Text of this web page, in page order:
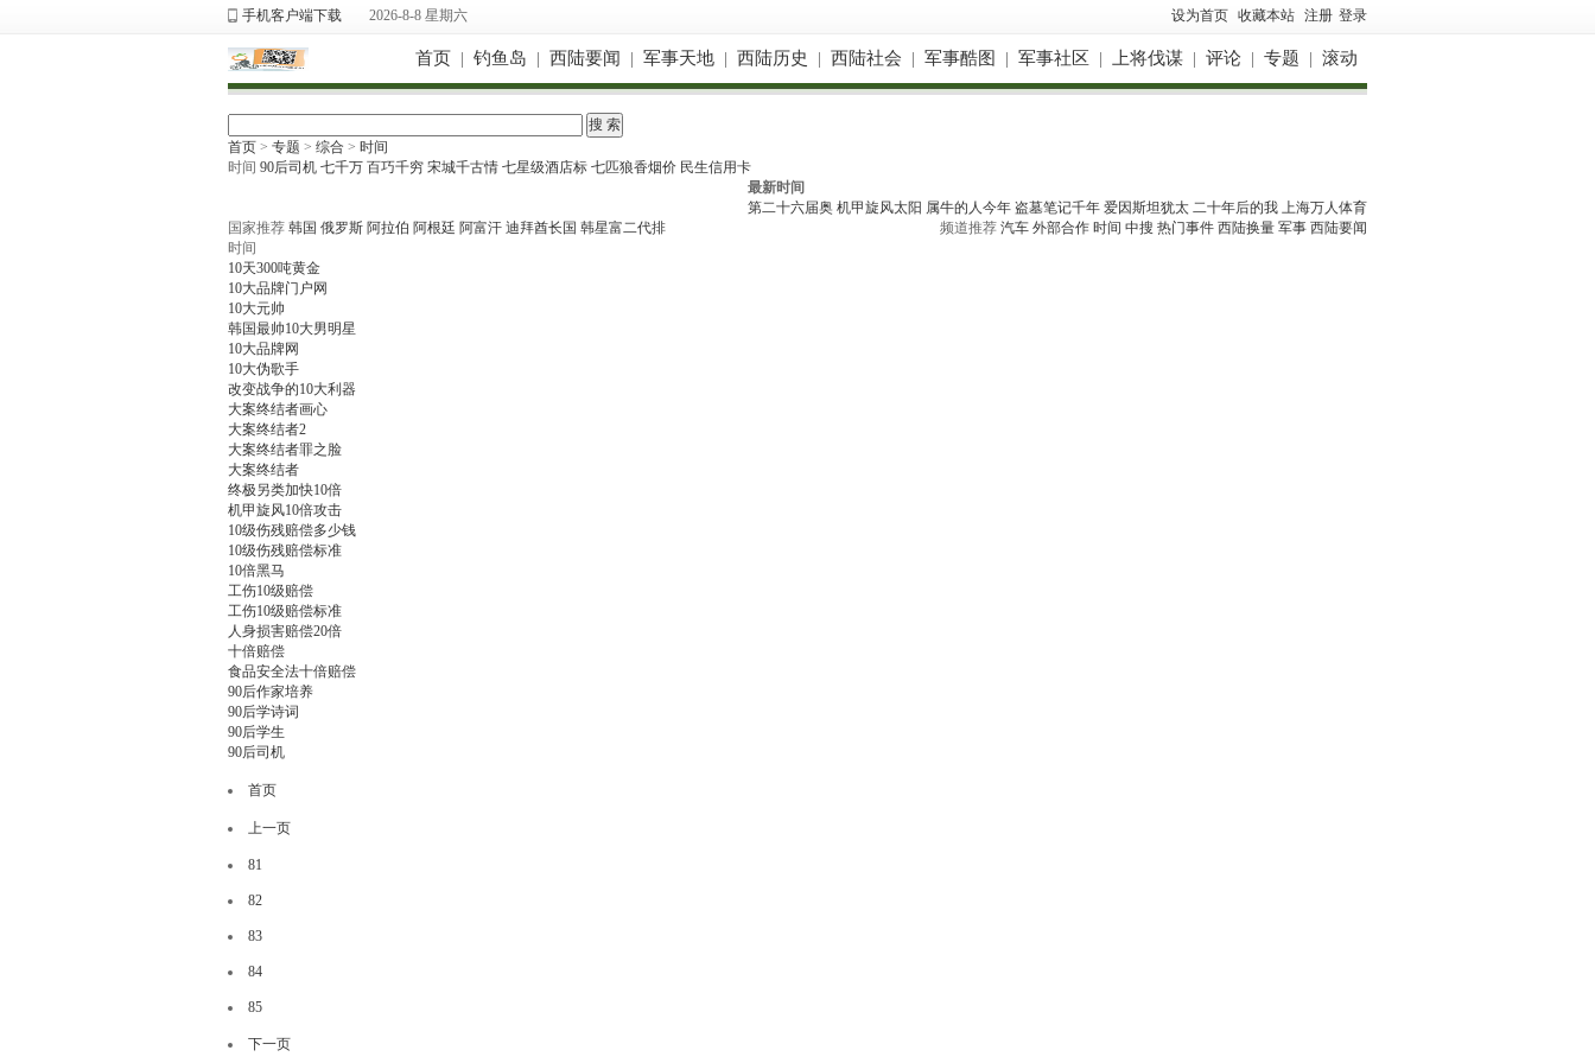
手机客户端下载 2026-8-8 星期六 设为首页 收藏本站 注册 登录
首页 | 钓鱼岛 | 西陆要闻 | 军事天地 | 西陆历史 | 西陆社会 | 军事酷图 | 军事社区 | 上将伐谋 | 评论 | 专题 | 滚动
首页 > 专题 > 综合 > 时间
时间 90后司机 七千万 百巧千穷 宋城千古情 七星级酒店标 七匹狼香烟价 民生信用卡
最新时间
第二十六届奥 机甲旋风太阳 属牛的人今年 盗墓笔记千年 爱因斯坦犹太 二十年后的我 上海万人体育
国家推荐 韩国 俄罗斯 阿拉伯 阿根廷 阿富汗 迪拜酋长国 韩星富二代排 频道推荐 汽车 外部合作 时间 中搜 热门事件 西陆换量 军事 西陆要闻
时间
10天300吨黄金
10大品牌门户网
10大元帅
韩国最帅10大男明星
10大品牌网
10大伪歌手
改变战争的10大利器
大案终结者画心
大案终结者2
大案终结者罪之脸
大案终结者
终极另类加快10倍
机甲旋风10倍攻击
10级伤残赔偿多少钱
10级伤残赔偿标准
10倍黑马
工伤10级赔偿
工伤10级赔偿标准
人身损害赔偿20倍
十倍赔偿
食品安全法十倍赔偿
90后作家培养
90后学诗词
90后学生
90后司机
首页
上一页
81
82
83
84
85
下一页